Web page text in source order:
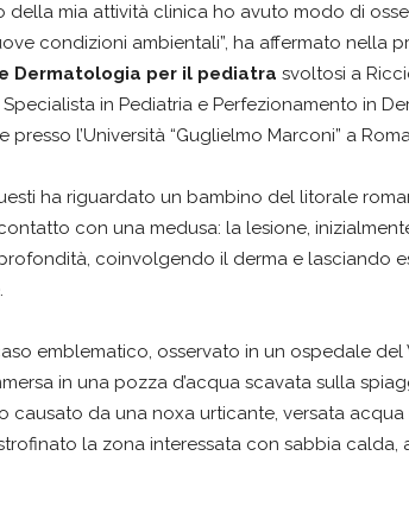
della mia attività clinica ho avuto modo di
condizioni ambientali”, ha affermato nella
Dermatologia per il pediatra svoltosi a
Specialista in Pediatria e Perfezionamento in
presso l’Università “Guglielmo Marconi” a
ha riguardato un bambino del litorale
con una medusa: la lesione,
coinvolgendo il derma e lasciando
emblematico, osservato in un ospedale
in una pozza d’acqua scavata sulla
causato da una noxa urticante, versata
la zona interessata con sabbia